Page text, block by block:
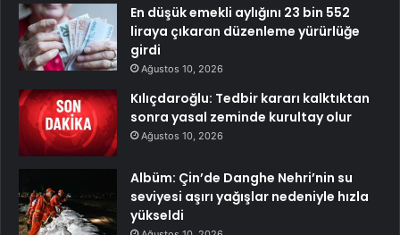
En düşük emekli aylığını 23 bin 552
liraya çıkaran düzenleme yürürlüğe
girdi
Ağustos 10, 2026
Kılıçdaroğlu: Tedbir kararı kalktıktan
sonra yasal zeminde kurultay olur
Ağustos 10, 2026
Albüm: Çin’de Danghe Nehri’nin su
seviyesi aşırı yağışlar nedeniyle hızla
yükseldi